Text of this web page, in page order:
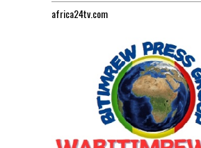
africa24tv.com